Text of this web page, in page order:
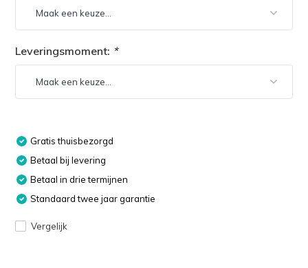
Leveringsmoment: *
Gratis thuisbezorgd
Betaal bij levering
Betaal in drie termijnen
Standaard twee jaar garantie
Vergelijk